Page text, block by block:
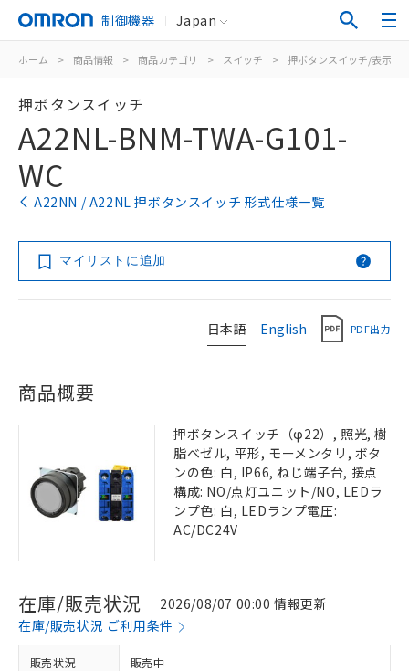
制御機器 Japan
ホーム > 商品情報 > 商品カテゴリ > スイッチ > 押ボタンスイッチ/表示灯
押ボタンスイッチ
A22NL-BNM-TWA-G101-
WC
A22NN / A22NL 押ボタンスイッチ 形式仕様一覧
マイリストに追加
日本語 English PDF出力
商品概要
押ボタンスイッチ（φ22）, 照光, 樹
脂ベゼル, 平形, モーメンタリ, ボタ
ンの色: 白, IP66, ねじ端子台, 接点
構成: NO/点灯ユニット/NO, LEDラ
ンプ色: 白, LEDランプ電圧:
AC/DC24V
在庫/販売状況
2026/08/07 00:00 情報更新
在庫/販売状況 ご利用条件
販売状況 販売中